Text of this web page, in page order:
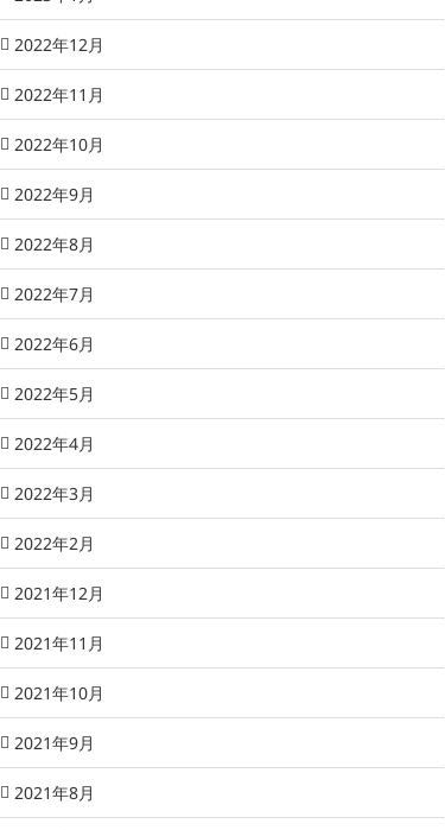
2022年12月
2022年11月
2022年10月
2022年9月
2022年8月
2022年7月
2022年6月
2022年5月
2022年4月
2022年3月
2022年2月
2021年12月
2021年11月
2021年10月
2021年9月
2021年8月